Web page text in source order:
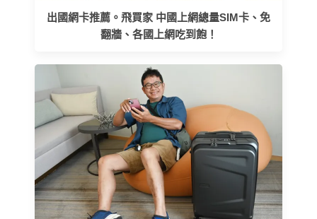
出國網卡推薦。飛買家 中國上網總量SIM卡、免
翻牆、各國上網吃到飽！